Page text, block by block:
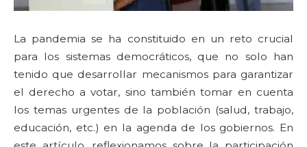
La pandemia se ha constituido en un reto crucial
para los sistemas democráticos, que no solo han
tenido que desarrollar mecanismos para garantizar
el derecho a votar, sino también tomar en cuenta
los temas urgentes de la población (salud, trabajo,
educación, etc.) en la agenda de los gobiernos. En